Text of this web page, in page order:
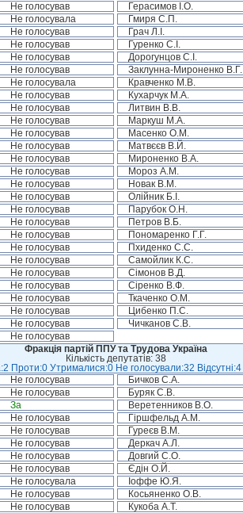
Не голосував Герасимов І.О.
Не голосувала Гмиря С.П.
Не голосував Грач Л.І.
Не голосував Гуренко С.І.
Не голосував Дорогунцов С.І.
Не голосував Заклунна-Мироненко В.Г.
Не голосувала Кравченко М.В.
Не голосував Кухарчук М.А.
Не голосував Литвин В.В.
Не голосував Маркуш М.А.
Не голосував Масенко О.М.
Не голосував Матвєєв В.Й.
Не голосував Мироненко В.А.
Не голосував Мороз А.М.
Не голосував Новак В.М.
Не голосував Олійник Б.І.
Не голосував Парубок О.Н.
Не голосував Петров В.Б.
Не голосував Пономаренко Г.Г.
Не голосував Пхиденко С.С.
Не голосував Самойлик К.С.
Не голосував Сімонов В.Д.
Не голосував Сіренко В.Ф.
Не голосував Ткаченко О.М.
Не голосував Цибенко П.С.
Не голосував Чичканов С.В.
Не голосував
Фракція партій ППУ та Трудова Україна
Кількість депутатів: 38
Проти:0 Утрималися:0 Не голосували:32 Відсутні:4
Не голосував Бичков С.А.
Не голосував Буряк С.В.
За Веретенников В.О.
Не голосував Гіршфельд А.М.
Не голосував Гуреєв В.М.
Не голосував Деркач А.Л.
Не голосував Довгий С.О.
Не голосував Єдін О.Й.
Не голосувала Іоффе Ю.Я.
Не голосував Косьяненко О.В.
Не голосував Кукоба А.Т.